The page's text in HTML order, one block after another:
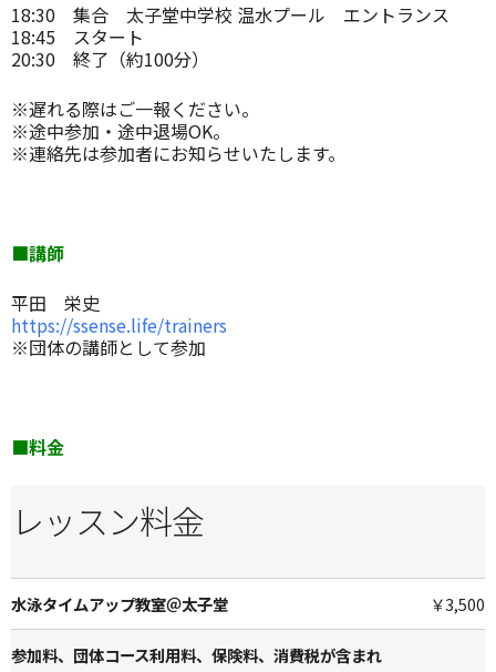
18:30 集合 太子堂中学校 温水プール エントランス
18:45 スタート
20:30 終了（約100分）
※遅れる際はご一報ください。
※途中参加・途中退場OK。
※連絡先は参加者にお知らせいたします。
■講師
平田 栄史
https://ssense.life/trainers
※団体の講師として参加
■料金
レッスン料金
水泳タイムアップ教室＠太子堂 ￥3,500
参加料、団体コース利用料、保険料、消費税が含まれ